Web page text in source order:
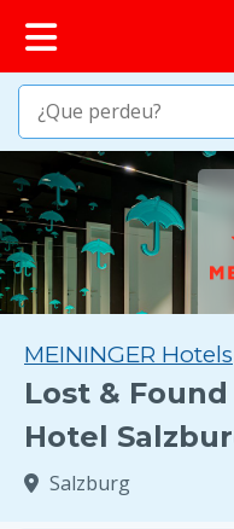
MEININGER Hotels
Lost & Found
Hotel
Salzburg